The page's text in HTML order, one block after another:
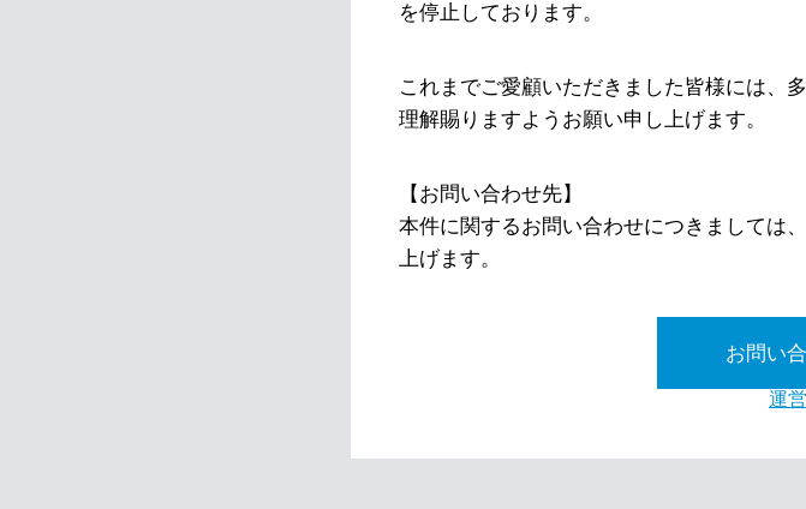
を停止しております。
これまでご愛顧いただきました皆様には、
理解賜りますようお願い申し上げます。
【お問い合わせ先】
本件に関するお問い合わせにつきましては
上げます。
お問い
運